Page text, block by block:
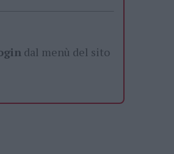
dal menù del sito